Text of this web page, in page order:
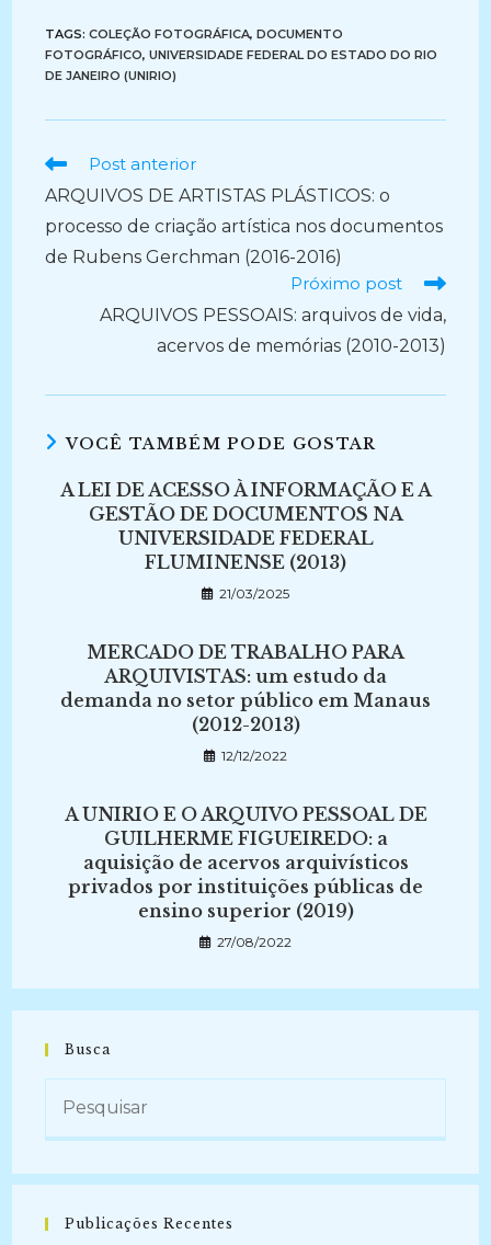
TAGS:COLEÇÃO FOTOGRÁFICA, DOCUMENTO
FOTOGRÁFICO, UNIVERSIDADE FEDERAL DO ESTADO DO RIO
DE JANEIRO (UNIRIO)
Ler
artigos
Post anterior
ARQUIVOS DE ARTISTAS PLÁSTICOS: o
processo de criação artística nos documentos
de Rubens Gerchman (2016-2016)
Próximo post
ARQUIVOS PESSOAIS: arquivos de vida,
acervos de memórias (2010-2013)
VOCÊ TAMBÉM PODE GOSTAR
A LEI DE ACESSO À INFORMAÇÃO E A
GESTÃO DE DOCUMENTOS NA
UNIVERSIDADE FEDERAL
FLUMINENSE (2013)
21/03/2025
MERCADO DE TRABALHO PARA
ARQUIVISTAS: um estudo da
demanda no setor público em Manaus
(2012-2013)
12/12/2022
A UNIRIO E O ARQUIVO PESSOAL DE
GUILHERME FIGUEIREDO: a
aquisição de acervos arquivísticos
privados por instituições públicas de
ensino superior (2019)
27/08/2022
Busca
Publicações Recentes